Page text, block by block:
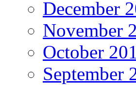
December
November
October
September